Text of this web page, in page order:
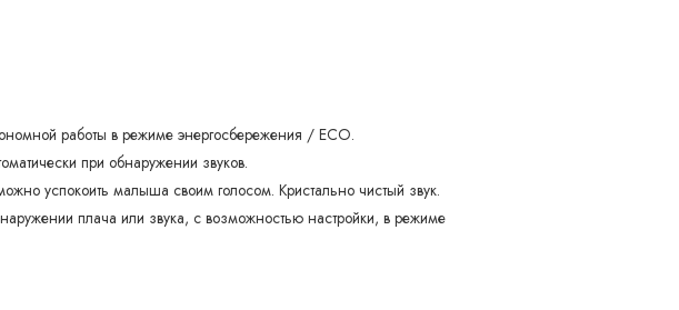
работы в режиме энергосбережения / ECO.
при обнаружении звуков.
успокоить малыша своим голосом. Кристально чистый звук.
плача или звука, с возможностью настройки, в режиме